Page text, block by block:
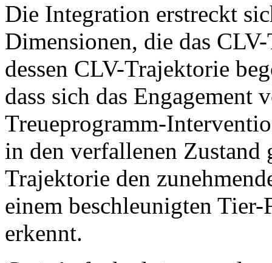
Die Integration erstreckt
Dimensionen, die das
dessen CLV-Trajektorie
dass sich das Engagement
Treueprogramm-
in den verfallenen Zustand
Trajektorie den
einem beschleunigten
erkennt.